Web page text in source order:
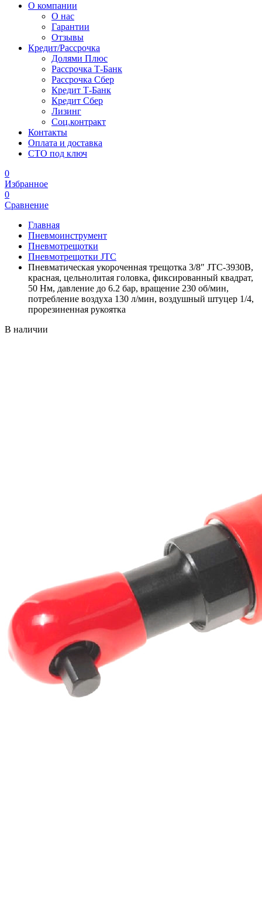
О компании
О нас
Гарантии
Отзывы
Кредит/Рассрочка
Долями Плюс
Рассрочка Т-Банк
Рассрочка Сбер
Кредит Т-Банк
Кредит Сбер
Лизинг
Соц.контракт
Контакты
Оплата и доставка
СТО под ключ
0
Избранное
0
Сравнение
Главная
Пневмоинструмент
Пневмотрещотки
Пневмотрещотки JTC
Пневматическая укороченная трещотка 3/8″ JTC-3930B,
красная, цельнолитая головка, фиксированный квадрат,
50 Нм, давление до 6.2 бар, вращение 230 об/мин,
потребление воздуха 130 л/мин, воздушный штуцер 1/4,
прорезиненная рукоятка
В наличии